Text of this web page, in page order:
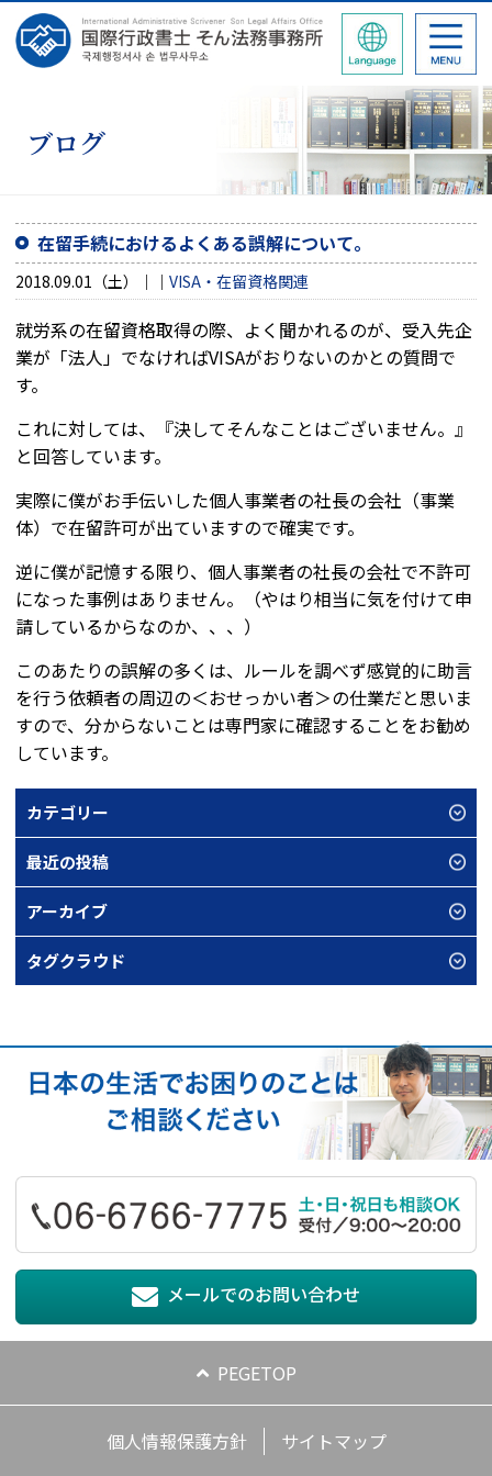
ブログ
在留手続におけるよくある誤解について。
2018.09.01（土） VISA・在留資格関連
就労系の在留資格取得の際、よく聞かれるのが、受入先企
業が「法人」でなければVISAがおりないのかとの質問で
す。
これに対しては、『決してそんなことはございません。』
と回答しています。
実際に僕がお手伝いした個人事業者の社長の会社（事業
体）で在留許可が出ていますので確実です。
逆に僕が記憶する限り、個人事業者の社長の会社で不許可
になった事例はありません。（やはり相当に気を付けて申
請しているからなのか、、、）
このあたりの誤解の多くは、ルールを調べず感覚的に助言
を行う依頼者の周辺の＜おせっかい者＞の仕業だと思いま
すので、分からないことは専門家に確認することをお勧め
しています。
カテゴリー
最近の投稿
アーカイブ
タグクラウド
メールでのお問い合わせ
PEGETOP
個人情報保護方針 サイトマップ